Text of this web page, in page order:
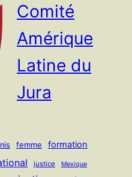
Comité
Amérique
Latine du
Jura
femme formation
justice Mexique